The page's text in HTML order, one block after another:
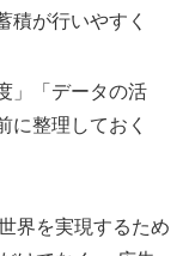
積が行いやすく
」「データの活
に整理しておく
界を実現するため